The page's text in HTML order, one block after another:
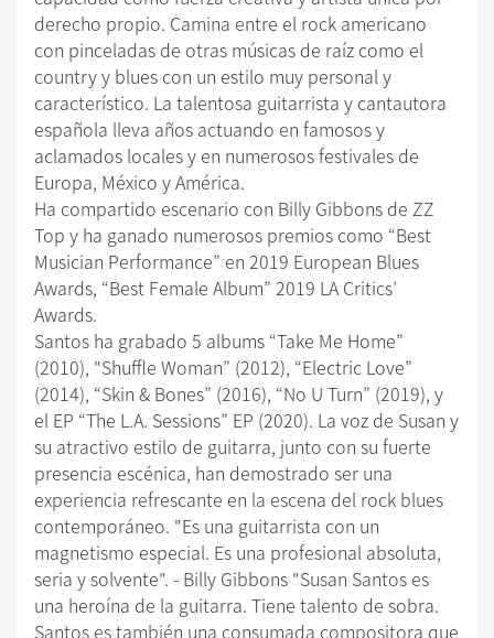
derecho propio. Camina entre el rock americano
con pinceladas de otras músicas de raíz como el
country y blues con un estilo muy personal y
característico. La talentosa guitarrista y cantautora
española lleva años actuando en famosos y
aclamados locales y en numerosos festivales de
Europa, México y América.
Ha compartido escenario con Billy Gibbons de ZZ
Top y ha ganado numerosos premios como “Best
Musician Performance” en 2019 European Blues
Awards, “Best Female Album” 2019 LA Critics’
Awards.
Santos ha grabado 5 albums “Take Me Home”
(2010), "Shuffle Woman” (2012), “Electric Love”
(2014), “Skin & Bones” (2016), “No U Turn” (2019), y
el EP “The L.A. Sessions” EP (2020). La voz de Susan y
su atractivo estilo de guitarra, junto con su fuerte
presencia escénica, han demostrado ser una
experiencia refrescante en la escena del rock blues
contemporáneo. "Es una guitarrista con un
magnetismo especial. Es una profesional absoluta,
seria y solvente". - Billy Gibbons "Susan Santos es
una heroína de la guitarra. Tiene talento de sobra.
Santos es también una consumada compositora que